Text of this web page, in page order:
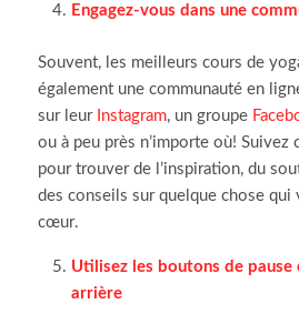
Engagez-vous dans une
Souvent, les meilleurs cours de
également une communauté en
sur leur Instagram, un groupe
ou à peu près n’importe où! Suivez
pour trouver de l’inspiration, du
des conseils sur quelque chose qui
cœur.
Utilisez les boutons de
arrière